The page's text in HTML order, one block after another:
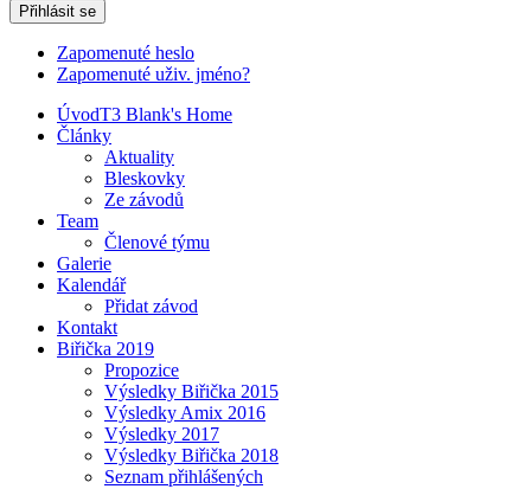
Zapomenuté heslo
Zapomenuté uživ. jméno?
ÚvodT3 Blank's Home
Články
Aktuality
Bleskovky
Ze závodů
Team
Členové týmu
Galerie
Kalendář
Přidat závod
Kontakt
Biřička 2019
Propozice
Výsledky Biřička 2015
Výsledky Amix 2016
Výsledky 2017
Výsledky Biřička 2018
Seznam přihlášených